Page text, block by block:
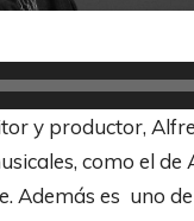
y productor,
como el de
Además es uno